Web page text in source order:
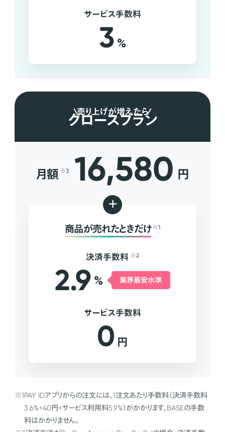
サービス手数料
3 %
売り上げが増えたら
グロースプラン
月額 ※3 16,580 円
+
商品が売れたときだけ ※1
決済手数料 ※2
2.9 % 業界最安水準
サービス手数料
0 円
※1PAY IDアプリからの注文には、1注文あたり手数料（決済手数料
3.6%+40円+サービス利用料5.9%）がかかります。BASEの手数
料はかかりません。